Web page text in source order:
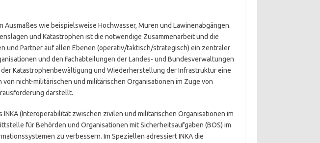
wie beispielsweise Hochwasser, Muren und Lawinenabgängen.
und Katastrophen ist die notwendige Zusammenarbeit und die
und Partner auf allen Ebenen (operativ/taktisch/strategisch) ein zentraler
und den Fachabteilungen der Landes- und Bundesverwaltungen
Katastrophenbewältigung und Wiederherstellung der Infrastruktur eine
nicht-militärischen und militärischen Organisationen im Zuge von
darstellt.
INKA (Interoperabilität zwischen zivilen und militärischen Organisationen im
für Behörden und Organisationen mit Sicherheitsaufgaben (BOS) im
zu verbessern. Im Speziellen adressiert INKA die